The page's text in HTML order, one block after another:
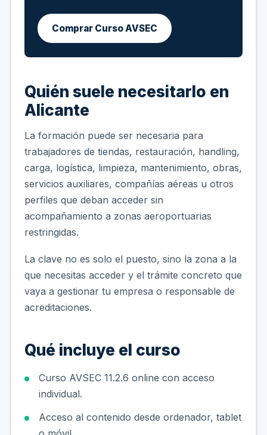
Comprar Curso AVSEC
Quién suele necesitarlo en
Alicante
La formación puede ser necesaria para
trabajadores de tiendas, restauración, handling,
carga, logística, limpieza, mantenimiento, obras,
servicios auxiliares, compañías aéreas u otros
perfiles que deban acceder sin
acompañamiento a zonas aeroportuarias
restringidas.
La clave no es solo el puesto, sino la zona a la
que necesitas acceder y el trámite concreto que
vaya a gestionar tu empresa o responsable de
acreditaciones.
Qué incluye el curso
Curso AVSEC 11.2.6 online con acceso
individual.
Acceso al contenido desde ordenador, tablet